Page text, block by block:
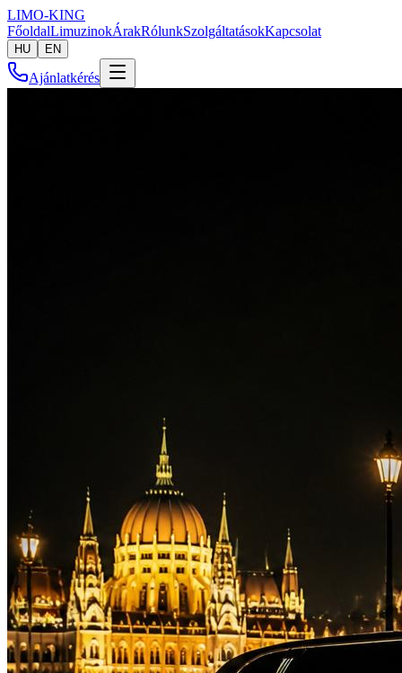
LIMO-KING
FőoldalLimuzinokÁrakRólunkSzolgáltatásokKapcsolat
HU EN
Ajánlatkérés